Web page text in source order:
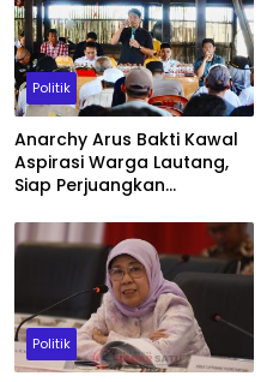
Politik
Anarchy Arus Bakti Kawal
Aspirasi Warga Lautang,
Siap Perjuangkan
hingga Tuntas
Politik